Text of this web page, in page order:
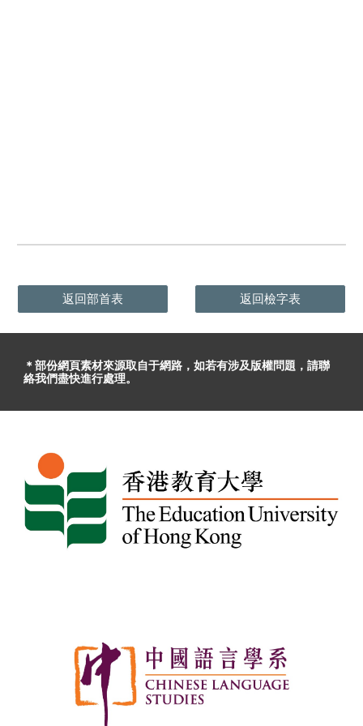
返回部首表 返回檢字表
＊部份網頁素材來源取自于網路，如若有涉及版權問題 ，請聯
絡我們盡快進行處理。